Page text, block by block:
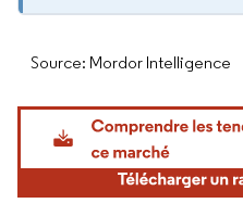
Source: Mordor Intelligence